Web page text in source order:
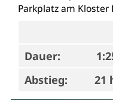
Parkplatz am
Dauer:
Abstieg:
21